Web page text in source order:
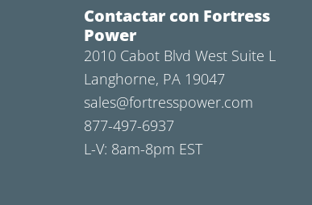
Contactar con Fortress
Power
2010 Cabot Blvd West Suite L
Langhorne, PA 19047
sales@fortresspower.com
877-497-6937
L-V: 8am-8pm EST